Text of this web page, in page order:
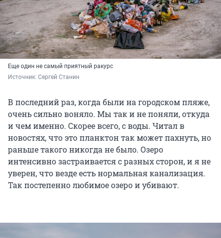
Еще один не самый приятный ракурс
Источник: Сергей Станин
В последний раз, когда были на городском пляже,
очень сильно воняло. Мы так и не поняли, откуда
и чем именно. Скорее всего, с воды. Читал в
новостях, что это планктон так может пахнуть, но
раньше такого никогда не было. Озеро
интенсивно застраивается с разных сторон, и я не
уверен, что везде есть нормальная канализация.
Так постепенно любимое озеро и убивают.